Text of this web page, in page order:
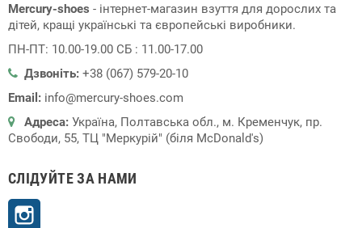
Mercury-shoes - інтернет-магазин взуття для дорослих та
дітей, кращі українські та європейські виробники.
ПН-ПТ: 10.00-19.00 СБ : 11.00-17.00
Дзвоніть: +38 (067) 579-20-10
Email: info@mercury-shoes.com
Адреса: Україна, Полтавська обл., м. Кременчук, пр.
Свободи, 55, ТЦ "Меркурій" (біля McDonald's)
СЛІДУЙТЕ ЗА НАМИ